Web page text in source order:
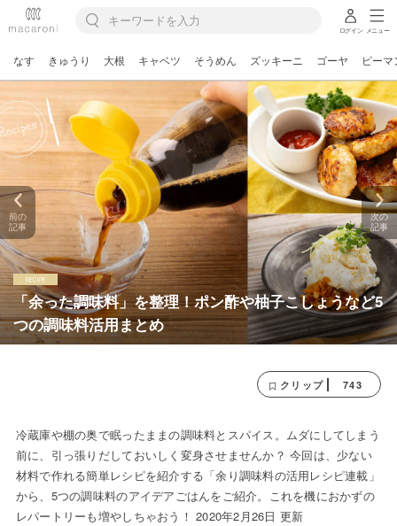
ログイン メニュー
なす きゅうり 大根 キャベツ そうめん ズッキーニ ゴーヤ ピーマ
「余った調味料」を整理！ポン酢や柚子こしょうなど5
つの調味料活用まとめ
前の
記事
次の
記事
クリップ 743
冷蔵庫や棚の奥で眠ったままの調味料とスパイス。ムダにしてしまう
前に、引っ張りだしておいしく変身させませんか？ 今回は、少ない
材料で作れる簡単レシピを紹介する「余り調味料の活用レシピ連載」
から、5つの調味料のアイデアごはんをご紹介。これを機におかずの
レパートリーも増やしちゃおう！ 2020年2月26日 更新